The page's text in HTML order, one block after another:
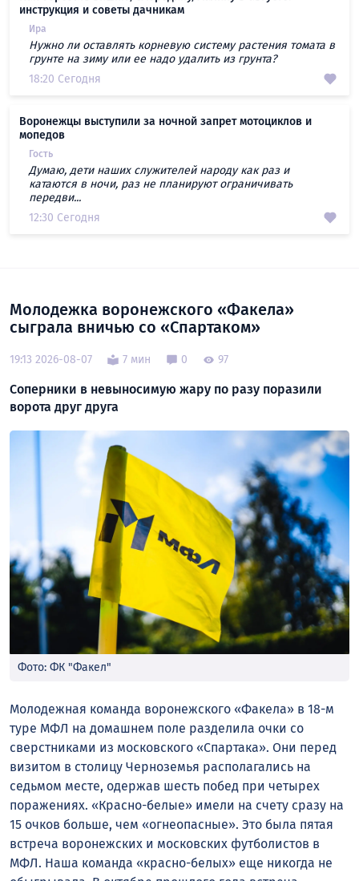
инструкция и советы дачникам
Ира
Нужно ли оставлять корневую систему растения томата в
грунте на зиму или ее надо удалить из грунта?
18:20 Сегодня
Воронежцы выступили за ночной запрет мотоциклов и
мопедов
Гость
Думаю, дети наших служителей народу как раз и
катаются в ночи, раз не планируют ограничивать
передви...
12:30 Сегодня
Молодежка воронежского «Факела»
сыграла вничью со «Спартаком»
19:13 2026-08-07 7 мин 0 97
Соперники в невыносимую жару по разу поразили
ворота друг друга
Фото: ФК "Факел"
Молодежная команда воронежского «Факела» в 18-м
туре МФЛ на домашнем поле разделила очки со
сверстниками из московского «Спартака». Они перед
визитом в столицу Черноземья располагались на
седьмом месте, одержав шесть побед при четырех
поражениях. «Красно-белые» имели на счету сразу на
15 очков больше, чем «огнеопасные». Это была пятая
встреча воронежских и московских футболистов в
МФЛ. Наша команда «красно-белых» еще никогда не